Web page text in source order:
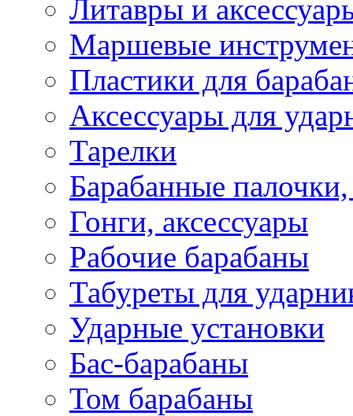
Литавры и
Маршевые
Пластики для
Аксессуары для
Тарелки
Барабанные палочки,
Гонги, аксессуары
Рабочие барабаны
Табуреты для
Ударные установки
Бас-барабаны
Том барабаны